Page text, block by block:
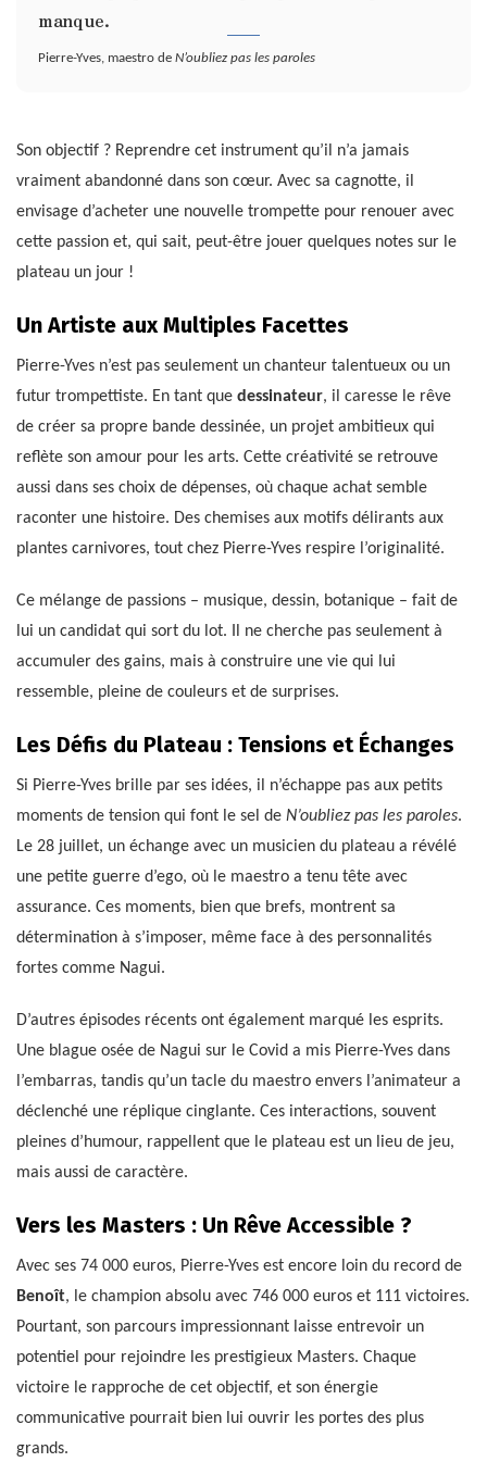
manque.
Pierre-Yves, maestro de N’oubliez pas les paroles
Son objectif ? Reprendre cet instrument qu’il n’a jamais
vraiment abandonné dans son cœur. Avec sa cagnotte, il
envisage d’acheter une nouvelle trompette pour renouer avec
cette passion et, qui sait, peut-être jouer quelques notes sur le
plateau un jour !
Un Artiste aux Multiples Facettes
Pierre-Yves n’est pas seulement un chanteur talentueux ou un
futur trompettiste. En tant que dessinateur, il caresse le rêve
de créer sa propre bande dessinée, un projet ambitieux qui
reflète son amour pour les arts. Cette créativité se retrouve
aussi dans ses choix de dépenses, où chaque achat semble
raconter une histoire. Des chemises aux motifs délirants aux
plantes carnivores, tout chez Pierre-Yves respire l’originalité.
Ce mélange de passions – musique, dessin, botanique – fait de
lui un candidat qui sort du lot. Il ne cherche pas seulement à
accumuler des gains, mais à construire une vie qui lui
ressemble, pleine de couleurs et de surprises.
Les Défis du Plateau : Tensions et Échanges
Si Pierre-Yves brille par ses idées, il n’échappe pas aux petits
moments de tension qui font le sel de N’oubliez pas les paroles.
Le 28 juillet, un échange avec un musicien du plateau a révélé
une petite guerre d’ego, où le maestro a tenu tête avec
assurance. Ces moments, bien que brefs, montrent sa
détermination à s’imposer, même face à des personnalités
fortes comme Nagui.
D’autres épisodes récents ont également marqué les esprits.
Une blague osée de Nagui sur le Covid a mis Pierre-Yves dans
l’embarras, tandis qu’un tacle du maestro envers l’animateur a
déclenché une réplique cinglante. Ces interactions, souvent
pleines d’humour, rappellent que le plateau est un lieu de jeu,
mais aussi de caractère.
Vers les Masters : Un Rêve Accessible ?
Avec ses 74 000 euros, Pierre-Yves est encore loin du record de
Benoît, le champion absolu avec 746 000 euros et 111 victoires.
Pourtant, son parcours impressionnant laisse entrevoir un
potentiel pour rejoindre les prestigieux Masters. Chaque
victoire le rapproche de cet objectif, et son énergie
communicative pourrait bien lui ouvrir les portes des plus
grands.